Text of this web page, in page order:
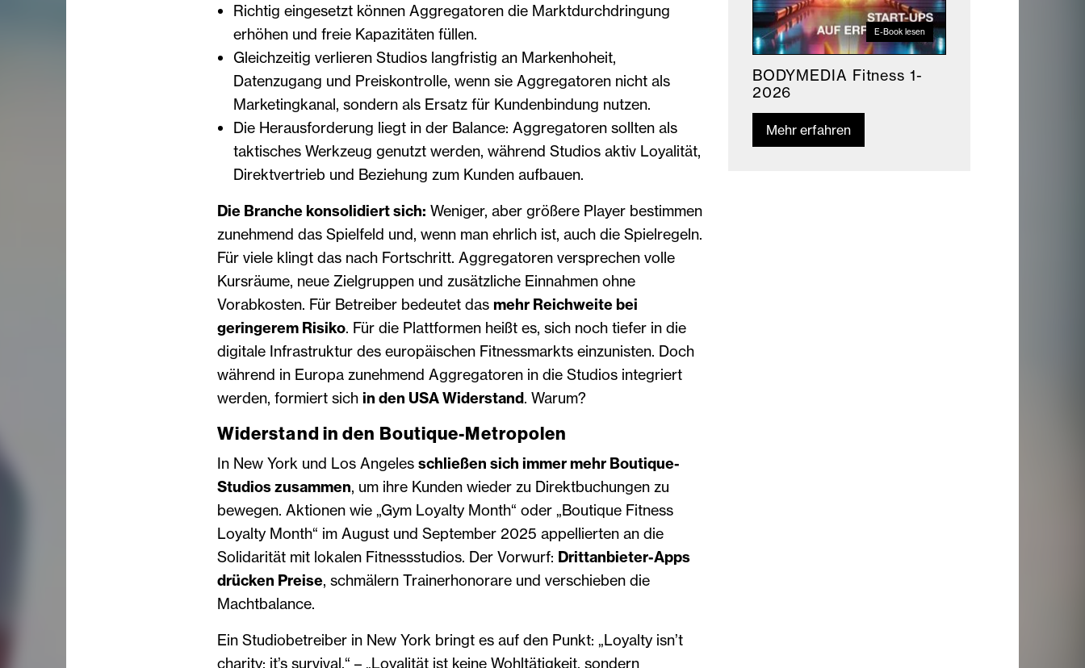
Richtig eingesetzt können Aggregatoren die Marktdurchdringung
erhöhen und freie Kapazitäten füllen.
Gleichzeitig verlieren Studios langfristig an Markenhoheit,
Datenzugang und Preiskontrolle, wenn sie Aggregatoren nicht als
Marketingkanal, sondern als Ersatz für Kundenbindung nutzen.
Die Herausforderung liegt in der Balance: Aggregatoren sollten als
taktisches Werkzeug genutzt werden, während Studios aktiv Loyalität,
Direktvertrieb und Beziehung zum Kunden aufbauen.
Die Branche konsolidiert sich: Weniger, aber größere Player bestimmen
zunehmend das Spielfeld und, wenn man ehrlich ist, auch die Spielregeln.
Für viele klingt das nach Fortschritt. Aggregatoren versprechen volle
Kursräume, neue Zielgruppen und zusätzliche Einnahmen ohne
Vorabkosten. Für Betreiber bedeutet das mehr Reichweite bei
geringerem Risiko. Für die Plattformen heißt es, sich noch tiefer in die
digitale Infrastruktur des europäischen Fitnessmarkts einzunisten. Doch
während in Europa zunehmend Aggregatoren in die Studios integriert
werden, formiert sich in den USA Widerstand. Warum?
Widerstand in den Boutique-Metropolen
In New York und Los Angeles schließen sich immer mehr Boutique-
Studios zusammen, um ihre Kunden wieder zu Direktbuchungen zu
bewegen. Aktionen wie „Gym Loyalty Month“ oder „Boutique Fitness
Loyalty Month“ im August und September 2025 appellierten an die
Solidarität mit lokalen Fitnessstudios. Der Vorwurf: Drittanbieter-Apps
drücken Preise, schmälern Trainerhonorare und verschieben die
Machtbalance.
Ein Studiobetreiber in New York bringt es auf den Punkt: „Loyalty isn’t
charity; it’s survival.“ – „Loyalität ist keine Wohltätigkeit, sondern
E-Book lesen
BODYMEDIA Fitness 1-
2026
Mehr erfahren